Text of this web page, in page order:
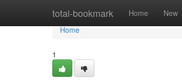
total-bookmark Home New
Home
Home
1